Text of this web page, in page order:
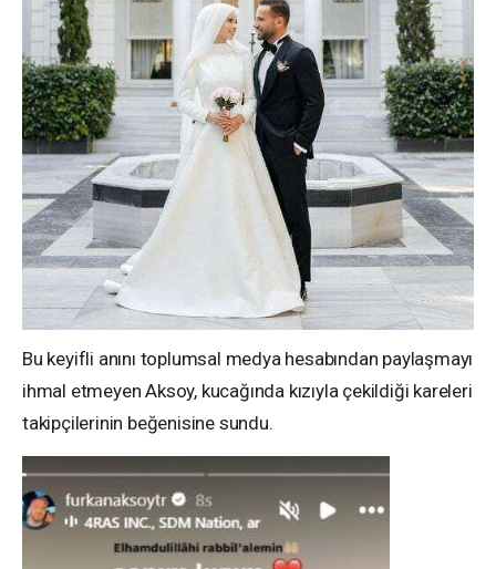
Bu keyifli anını toplumsal medya hesabından paylaşmayı
ihmal etmeyen Aksoy, kucağında kızıyla çekildiği kareleri
takipçilerinin beğenisine sundu.